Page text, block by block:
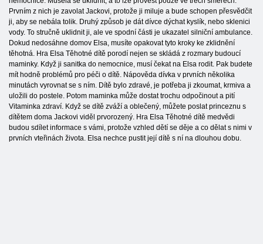
Prvním z nich je zavolat Jackovi, protože ji miluje a bude schopen přesvědčit
ji, aby se nebála tolik. Druhý způsob je dát dívce dýchat kyslík, nebo sklenici
vody. To stručně uklidnit ji, ale ve spodní části je ukazatel silniční ambulance.
Dokud nedosáhne domov Elsa, musíte opakovat tyto kroky ke zklidnění
těhotná. Hra Elsa Těhotné dítě porodí nejen se skládá z rozmary budoucí
maminky. Když ji sanitka do nemocnice, musí čekat na Elsa rodit. Pak budete
mít hodně problémů pro péči o dítě. Nápověda dívka v prvních několika
minutách vyrovnat se s ním. Dítě bylo zdravé, je potřeba ji zkoumat, krmiva a
uložili do postele. Potom maminka může dostat trochu odpočinout a pití
Vitaminka zdraví. Když se dítě zváží a oblečený, můžete poslat princeznu s
dítětem doma Jackovi viděl prvorozený. Hra Elsa Těhotné dítě medvědi
budou sdílet informace s vámi, protože vzhled dětí se děje a co dělat s nimi v
prvních vteřinách života. Elsa nechce pustit její dítě s ní na dlouhou dobu.